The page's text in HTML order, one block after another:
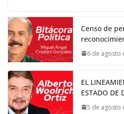
Censo de
6 de agosto
EL
ESTADO DE
5 de agosto